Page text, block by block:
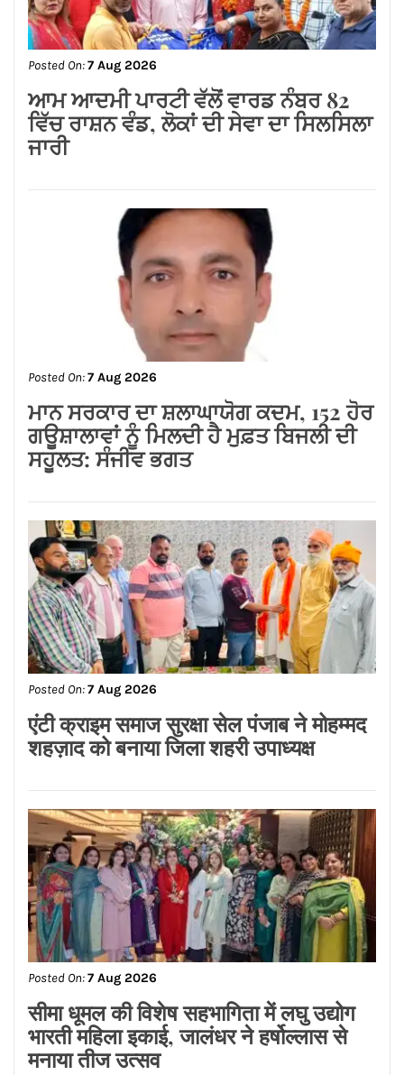
Posted On:7 Aug 2026
ਆਮ ਆਦਮੀ ਪਾਰਟੀ ਵੱਲੋਂ ਵਾਰਡ ਨੰਬਰ 82
ਵਿੱਚ ਰਾਸ਼ਨ ਵੰਡ, ਲੋਕਾਂ ਦੀ ਸੇਵਾ ਦਾ ਸਿਲਸਿਲਾ
Posted On:7 Aug 2026
ਮਾਨ ਸਰਕਾਰ ਦਾ ਸ਼ਲਾਘਾਯੋਗ ਕਦਮ, 152 ਹੋਰ
ਸਹੂਲਤ: ਸੰਜੀਵ ਭਗਤ
Posted On:7 Aug 2026